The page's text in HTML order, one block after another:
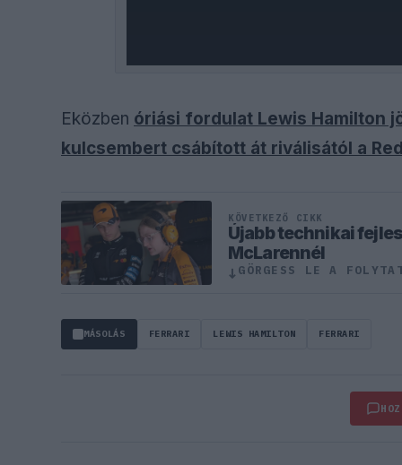
Eközben óriási fordulat Lewis Hamilton
kulcsembert csábított át riválisától a
KÖVETKEZŐ CIKK
Újabb technikai
McLarennél
↓ GÖRGESS LE A
MÁSOLÁS FERRARI LEWIS HAMILTON FERRARI